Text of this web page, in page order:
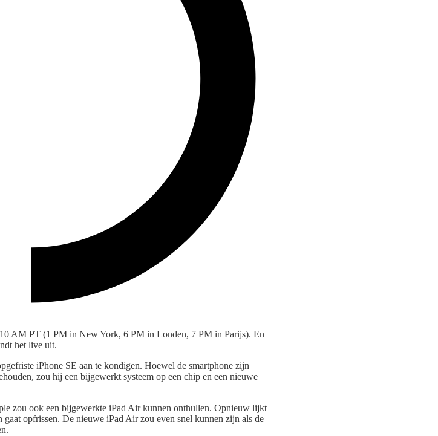
AM PT (1 PM in New York, 6 PM in Londen, 7 PM in Parijs). En
het live uit.
iPhone SE aan te kondigen. Hoewel de smartphone zijn
zou hij een bijgewerkt systeem op een chip en een nieuwe
zou ook een bijgewerkte iPad Air kunnen onthullen. Opnieuw lijkt
opfrissen. De nieuwe iPad Air zou even snel kunnen zijn als de